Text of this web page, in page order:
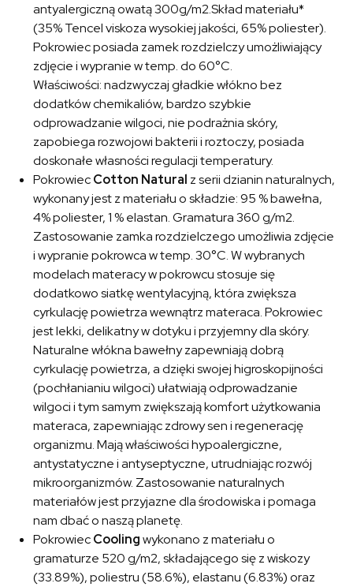
antyalergiczną owatą 300g/m2.Skład materiału*
(35% Tencel viskoza wysokiej jakości, 65% poliester).
Pokrowiec posiada zamek rozdzielczy umożliwiający
zdjęcie i wypranie w temp. do 60°C.
Właściwości: nadzwyczaj gładkie włókno bez
dodatków chemikaliów, bardzo szybkie
odprowadzanie wilgoci, nie podrażnia skóry,
zapobiega rozwojowi bakterii i roztoczy, posiada
doskonałe własności regulacji temperatury.
PokrowiecCotton Natural z serii dzianin naturalnych,
wykonany jest z materiału o składzie: 95 % bawełna,
4% poliester, 1 % elastan. Gramatura 360 g/m2.
Zastosowanie zamka rozdzielczego umożliwia zdjęcie
i wypranie pokrowca w temp. 30°C. W wybranych
modelach materacy w pokrowcu stosuje się
dodatkowo siatkę wentylacyjną, która zwiększa
cyrkulację powietrza wewnątrz materaca. Pokrowiec
jest lekki, delikatny w dotyku i przyjemny dla skóry.
Naturalne włókna bawełny zapewniają dobrą
cyrkulację powietrza, a dzięki swojej higroskopijności
(pochłanianiu wilgoci) ułatwiają odprowadzanie
wilgoci i tym samym zwiększają komfort użytkowania
materaca, zapewniając zdrowy sen i regenerację
organizmu. Mają właściwości hypoalergiczne,
antystatyczne i antyseptyczne, utrudniając rozwój
mikroorganizmów. Zastosowanie naturalnych
materiałów jest przyjazne dla środowiska i pomaga
nam dbać o naszą planetę.
PokrowiecCoolingwykonano z materiału o
gramaturze 520 g/m2, składającego się z wiskozy
(33.89%), poliestru (58.6%), elastanu (6.83%) oraz